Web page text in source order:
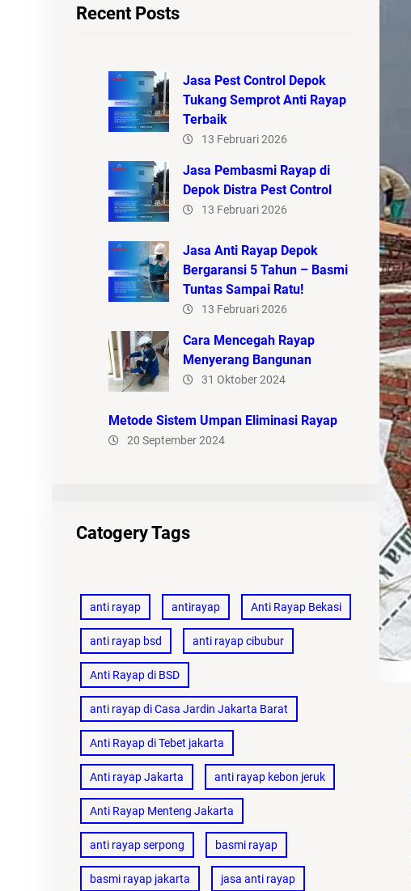
Recent Posts
Jasa Pest Control Depok
Tukang Semprot Anti Rayap
Terbaik
13 Februari 2026
Jasa Pembasmi Rayap di
Depok Distra Pest Control
13 Februari 2026
Jasa Anti Rayap Depok
Bergaransi 5 Tahun – Basmi
Tuntas Sampai Ratu!
13 Februari 2026
Cara Mencegah Rayap
Menyerang Bangunan
31 Oktober 2024
Metode Sistem Umpan Eliminasi Rayap
20 September 2024
Catogery Tags
anti rayap antirayap Anti Rayap Bekasi
anti rayap bsd anti rayap cibubur
Anti Rayap di BSD
anti rayap di Casa Jardin Jakarta Barat
Anti Rayap di Tebet jakarta
Anti rayap Jakarta anti rayap kebon jeruk
Anti Rayap Menteng Jakarta
anti rayap serpong basmi rayap
basmi rayap jakarta jasa anti rayap